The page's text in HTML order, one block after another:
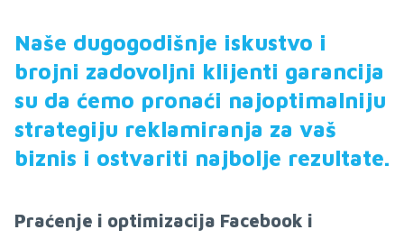
Naše dugogodišnje iskustvo i
brojni zadovoljni klijenti garancija
su da ćemo pronaći najoptimalniju
strategiju reklamiranja za vaš
biznis i ostvariti najbolje rezultate.
Praćenje i optimizacija Facebook i